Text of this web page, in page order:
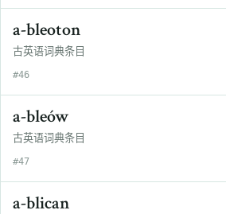
a-bleoton
古英语词典条目
#46
a-bleów
古英语词典条目
#47
a-blican